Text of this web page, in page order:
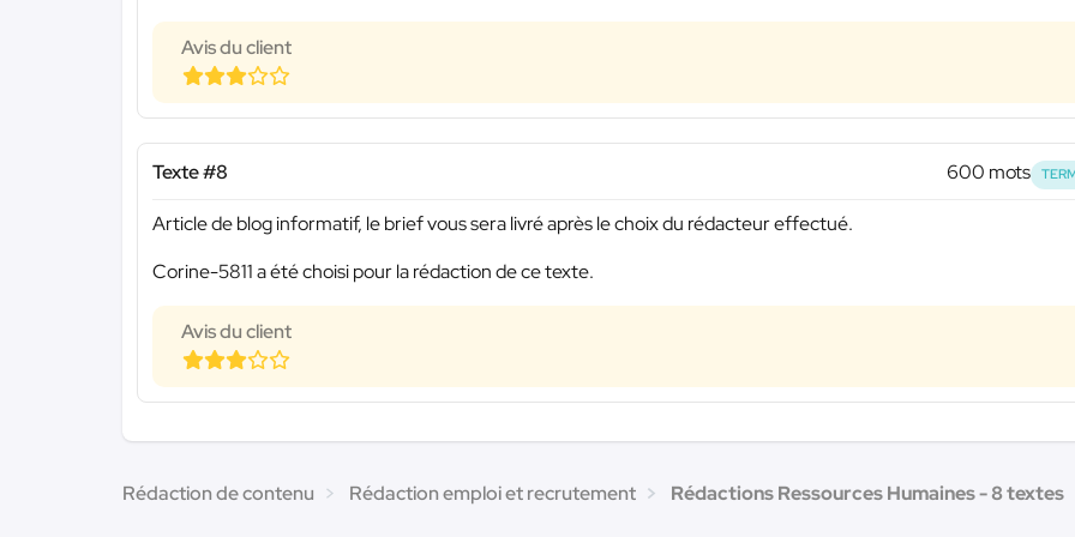
Avis du client
Texte #8 600 mots
Article de blog informatif, le brief vous sera livré après le choix du rédacteur effectué.
Corine-5811 a été choisi pour la rédaction de ce texte.
Avis du client
Rédaction de contenu Rédaction emploi et recrutement Rédactions Ressources Humaines - 8 textes